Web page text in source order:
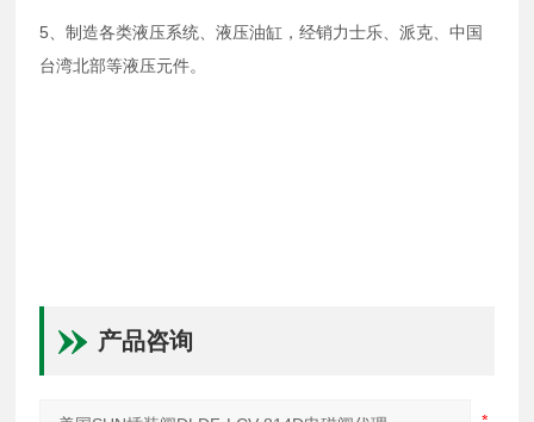
5、制造各类液压系统、液压油缸，经销力士乐、派克、中国
台湾北部等液压元件。
产品咨询